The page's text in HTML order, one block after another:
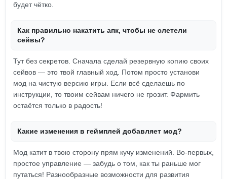
будет чётко.
Как правильно накатить апк, чтобы не слетели
сейвы?
Тут без секретов. Сначала сделай резервную копию своих
сейвов — это твой главный ход. Потом просто установи
мод на чистую версию игры. Если всё сделаешь по
инструкции, то твоим сейвам ничего не грозит. Фармить
остаётся только в радость!
Какие изменения в геймплей добавляет мод?
Мод катит в твою сторону прям кучу изменений. Во-первых,
простое управление — забудь о том, как ты раньше мог
путаться! Разнообразные возможности для развития